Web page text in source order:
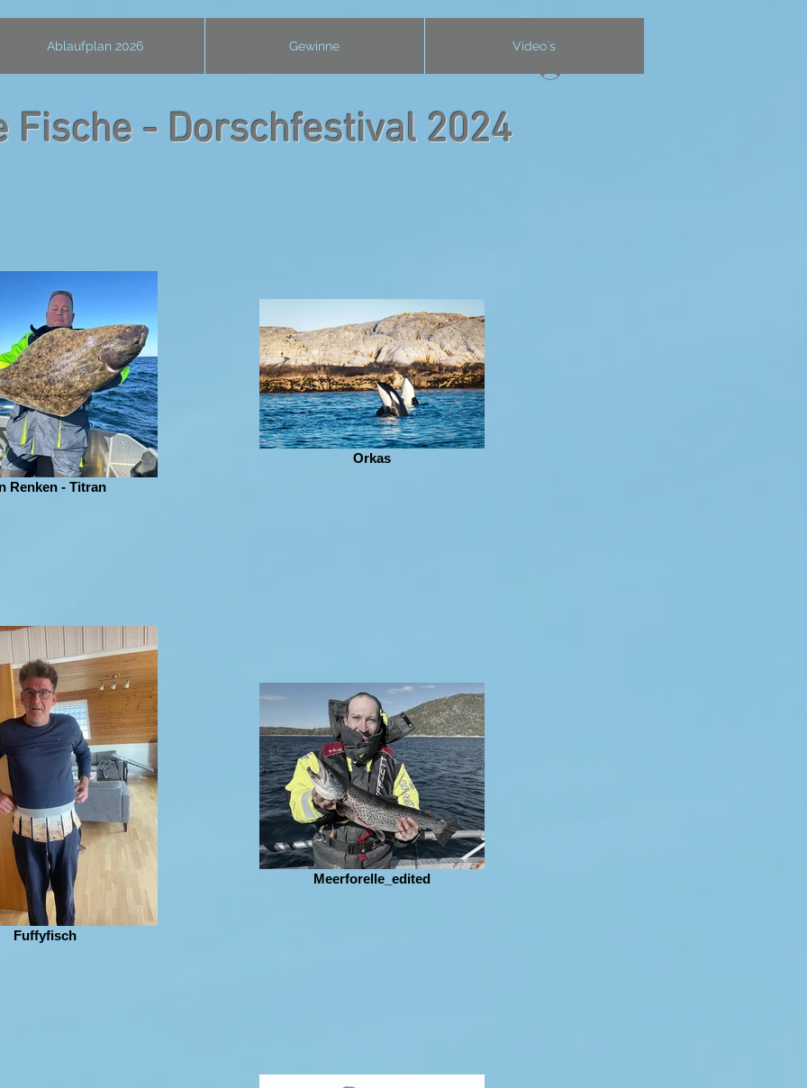
Ablaufplan 2026 Gewinne
Video`s
Fische - Dorschfestival 2024
Renken - Titran
Orkas
Fuffyfisch
Meerforelle_edited